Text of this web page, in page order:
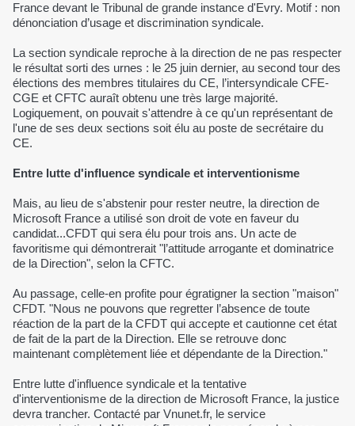
France devant le Tribunal de grande instance d'Evry. Motif : non
dénonciation d’usage et discrimination syndicale.
La section syndicale reproche à la direction de ne pas respecter
le résultat sorti des urnes : le 25 juin dernier, au second tour des
élections des membres titulaires du CE, l’intersyndicale CFE-
CGE et CFTC auraît obtenu une très large majorité.
Logiquement, on pouvait s'attendre à ce qu'un représentant de
l'une de ses deux sections soit élu au poste de secrétaire du
CE.
Entre lutte d'influence syndicale et interventionisme
Mais, au lieu de s'abstenir pour rester neutre, la direction de
Microsoft France a utilisé son droit de vote en faveur du
candidat...CFDT qui sera élu pour trois ans. Un acte de
favoritisme qui démontrerait "l’attitude arrogante et dominatrice
de la Direction", selon la CFTC.
Au passage, celle-en profite pour égratigner la section "maison"
CFDT. "Nous ne pouvons que regretter l’absence de toute
réaction de la part de la CFDT qui accepte et cautionne cet état
de fait de la part de la Direction. Elle se retrouve donc
maintenant complètement liée et dépendante de la Direction."
Entre lutte d'influence syndicale et la tentative
d'interventionisme de la direction de Microsoft France, la justice
devra trancher. Contacté par Vnunet.fr, le service